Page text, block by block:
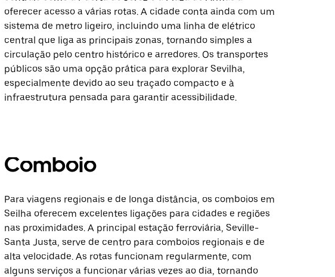
oferecer acesso a várias rotas. A cidade conta ainda com um
sistema de metro ligeiro, incluindo uma linha de elétrico
central que liga as principais zonas, tornando simples a
circulação pelo centro histórico e arredores. Os transportes
públicos são uma opção prática para explorar Sevilha,
especialmente devido ao seu traçado compacto e à
infraestrutura pensada para garantir acessibilidade.
Comboio
Para viagens regionais e de longa distância, os comboios em
Seilha oferecem excelentes ligações para cidades e regiões
nas proximidades. A principal estação ferroviária, Seville-
Santa Justa, serve de centro para comboios regionais e de
alta velocidade. As rotas funcionam regularmente, com
alguns serviços a funcionar várias vezes ao dia, tornando